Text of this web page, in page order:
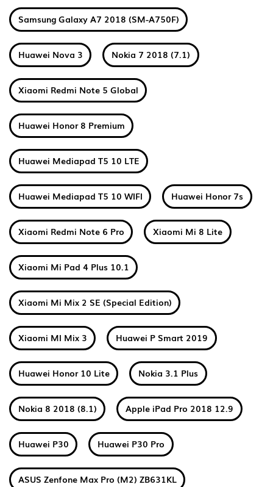
Samsung Galaxy A7 2018 (SM-A750F)
Huawei Nova 3 Nokia 7 2018 (7.1)
Xiaomi Redmi Note 5 Global
Huawei Honor 8 Premium
Huawei Mediapad T5 10 LTE
Huawei Mediapad T5 10 WIFI Huawei Honor 7s
Xiaomi Redmi Note 6 Pro Xiaomi Mi 8 Lite
Xiaomi Mi Pad 4 Plus 10.1
Xiaomi Mi Mix 2 SE (Special Edition)
Xiaomi MI Mix 3 Huawei P Smart 2019
Huawei Honor 10 Lite Nokia 3.1 Plus
Nokia 8 2018 (8.1) Apple iPad Pro 2018 12.9
Huawei P30 Huawei P30 Pro
ASUS Zenfone Max Pro (M2) ZB631KL